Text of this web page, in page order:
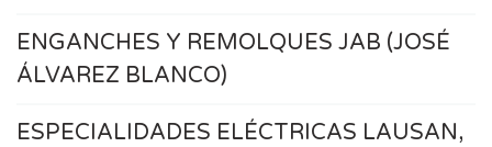
ENGANCHES Y REMOLQUES JAB (JOSÉ
ÁLVAREZ BLANCO)
ESPECIALIDADES ELÉCTRICAS LAUSAN,